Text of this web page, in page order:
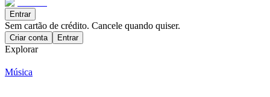
Entrar
Sem cartão de crédito. Cancele quando quiser.
Criar conta Entrar
Explorar
Música